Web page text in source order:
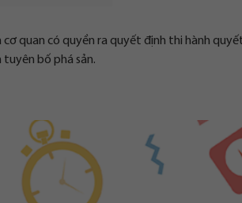
cơ quan có quyền ra quyết định thi hành
tuyên bố phá sản.